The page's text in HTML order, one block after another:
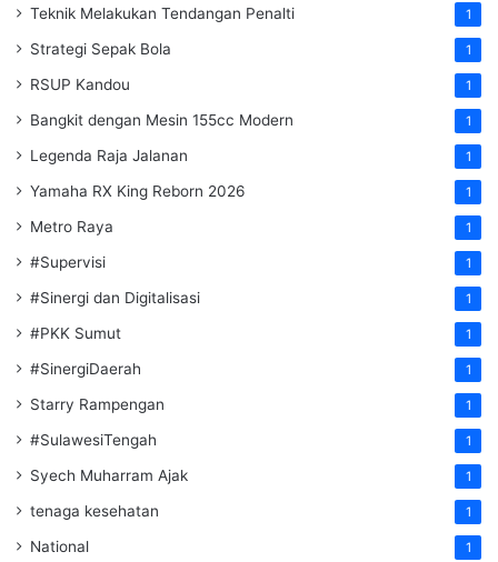
Teknik Melakukan Tendangan Penalti 1
Strategi Sepak Bola 1
RSUP Kandou 1
Bangkit dengan Mesin 155cc Modern 1
Legenda Raja Jalanan 1
Yamaha RX King Reborn 2026 1
Metro Raya 1
#Supervisi 1
#Sinergi dan Digitalisasi 1
#PKK Sumut 1
#SinergiDaerah 1
Starry Rampengan 1
#SulawesiTengah 1
Syech Muharram Ajak 1
tenaga kesehatan 1
National 1